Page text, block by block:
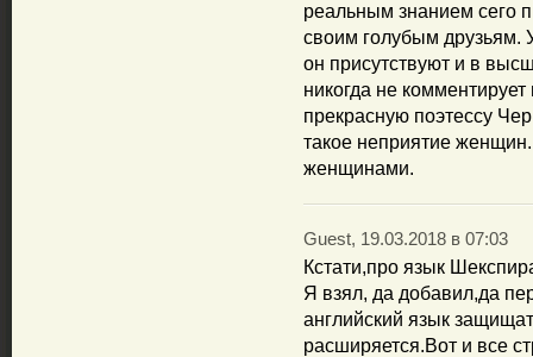
реальным знанием сего
своим голубым друзьям.
он присутствуют и в
никогда не
прекрасную поэтессу
такое неприятие
женщинами.
Guest, 19.03.2018 в 07:03
Кстати,про язык
Я взял, да добавил,да
английский язык
расширяется.Вот и все